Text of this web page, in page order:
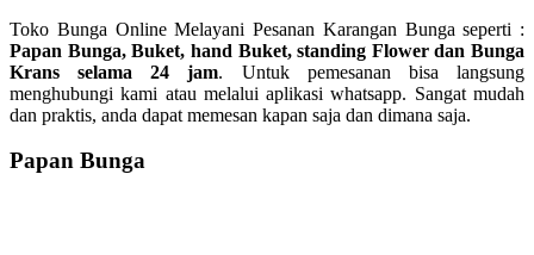
Toko Bunga Online Melayani Pesanan Karangan Bunga seperti :
Papan Bunga, Buket, hand Buket, standing Flower dan Bunga
Krans selama 24 jam. Untuk pemesanan bisa langsung
menghubungi kami atau melalui aplikasi whatsapp. Sangat mudah
dan praktis, anda dapat memesan kapan saja dan dimana saja.
Papan Bunga